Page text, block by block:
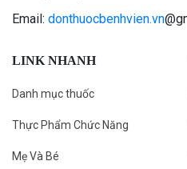
Email: donthuocbenhvien.vn
LINK NHANH
Danh mục thuốc
Thực Phẩm Chức Năng
Mẹ Và Bé